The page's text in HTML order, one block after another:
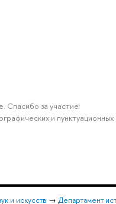
Спасибо за участие!
и пунктуационных
и искусств → Департамент